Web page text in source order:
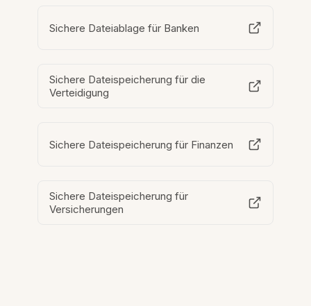
Sichere Dateiablage für Banken
Sichere Dateispeicherung für die
Verteidigung
Sichere Dateispeicherung für Finanzen
Sichere Dateispeicherung für
Versicherungen